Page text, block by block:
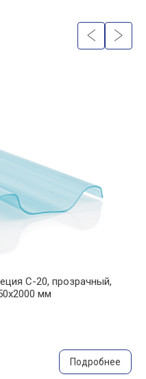
С-20, прозрачный,
мм
Подробнее